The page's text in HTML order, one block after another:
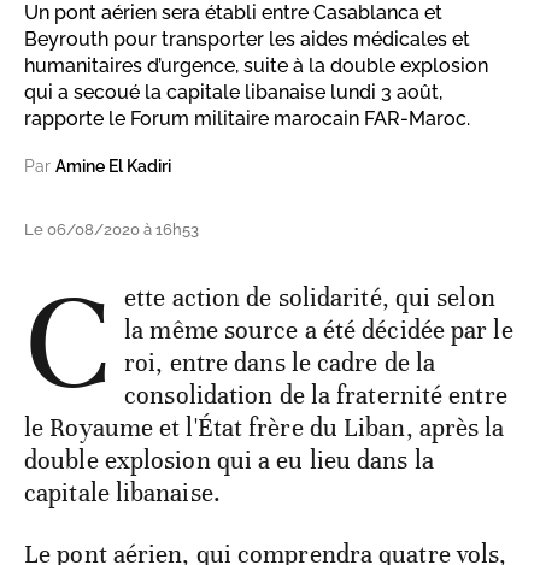
Un pont aérien sera établi entre Casablanca et
Beyrouth pour transporter les aides médicales et
humanitaires d’urgence, suite à la double explosion
qui a secoué la capitale libanaise lundi 3 août,
rapporte le Forum militaire marocain FAR-Maroc.
Par Amine El Kadiri
Le 06/08/2020 à 16h53
C ette action de solidarité, qui selon
la même source a été décidée par le
roi, entre dans le cadre de la
consolidation de la fraternité entre
le Royaume et l'État frère du Liban, après la
double explosion qui a eu lieu dans la
capitale libanaise.
Le pont aérien, qui comprendra quatre vols,